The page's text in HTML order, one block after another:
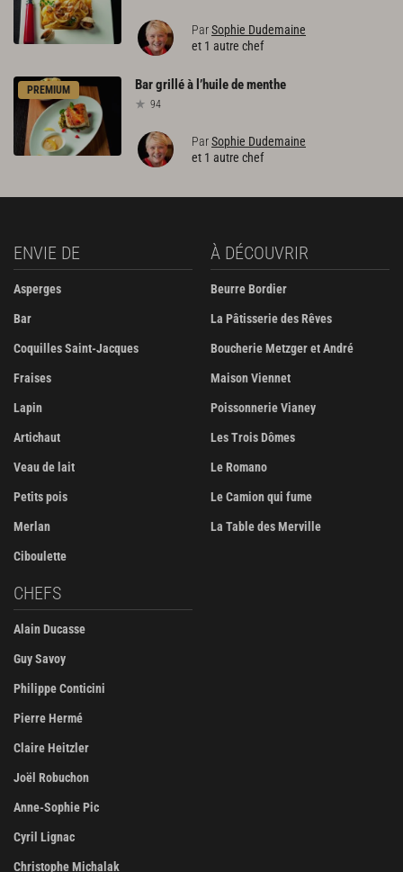
ParSophie Dudemaine
et 1 autre chef
PREMIUM Bargrilléà l’huiledementhe
94
ParSophie Dudemaine
et 1 autre chef
ENVIE DE
Asperges
Bar
Coquilles Saint-Jacques
Fraises
Lapin
Artichaut
Veau de lait
Petits pois
Merlan
Ciboulette
À DÉCOUVRIR
Beurre Bordier
La Pâtisserie des Rêves
Boucherie Metzger et André
Maison Viennet
Poissonnerie Vianey
Les Trois Dômes
Le Romano
Le Camion qui fume
La Table des Merville
CHEFS
Alain Ducasse
Guy Savoy
Philippe Conticini
Pierre Hermé
Claire Heitzler
Joël Robuchon
Anne-Sophie Pic
Cyril Lignac
Christophe Michalak